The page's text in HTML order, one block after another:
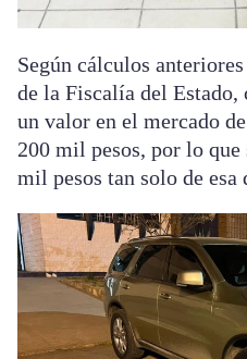
Según cálculos
de la Fiscalía del
un valor en el mercado
200 mil pesos, por lo
mil pesos tan solo de esa